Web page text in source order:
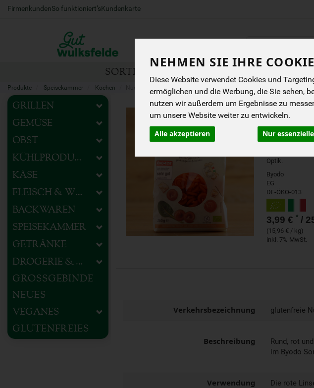
NEHMEN SIE IHRE
Diese Website verwendet Cookies und
ermöglichen und die Werbung, die Sie sehen,
nutzen wir außerdem um Ergebnisse zu
um unsere Website weiter zu entwickeln.
Alle akzeptieren Nur
FirmenkundenSo funktioniert’sKundenkarte
Produkt
SORTIMENT
Produkte Speisekammer Kochen
GRILLEN
GEMÜSE
OBST
KÜHLPRODUKTE
KÄSE
FLEISCH & WURST
BACKWAREN
SPEISEKAMMER
GETRÄNKE
DROGERIE & HAUSHALT
GROSSGEBINDE
NEUES
VEGANES
GLUTENFREIES
Für die
100% feinste
Optik.
Byodo
EG
DE-ÖKO-013
3,99 € * /
(15,96 € / kg)
inkl. 7% MwSt.
Verkehrsbezeichnung glutenfreie
Beschreibung
Rund, rot
im Byodo
Verwendung
Die rote